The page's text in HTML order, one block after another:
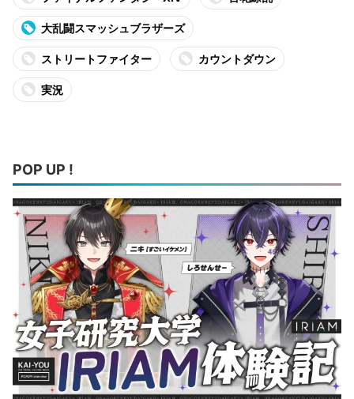
大乱闘スマッシュブラザーズ
ストリートファイター カウントダウン
実況
POP UP !